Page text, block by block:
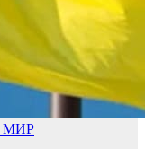
МИР